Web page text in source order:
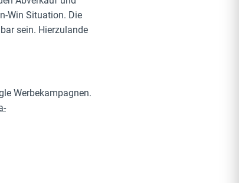
Win Situation. Die
sein. Hierzulande
Werbekampagnen.